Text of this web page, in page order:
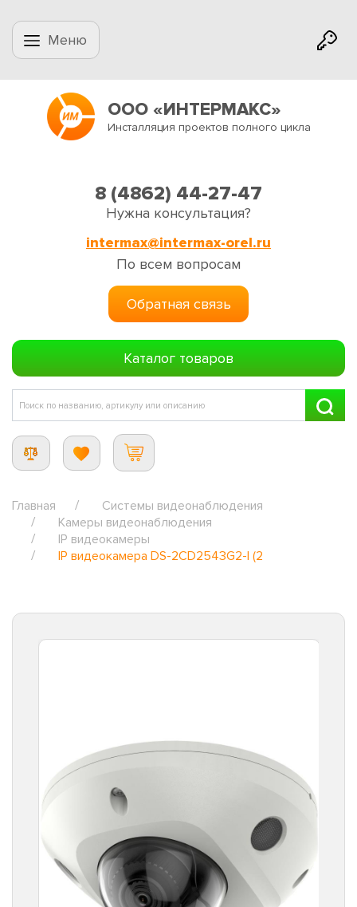
Меню
ООО «ИНТЕРМАКС»
Инсталляция проектов полного цикла
8 (4862) 44-27-47
Нужна консультация?
intermax@intermax-orel.ru
По всем вопросам
Обратная связь
Каталог товаров
Главная
Системы видеонаблюдения
Камеры видеонаблюдения
IP видеокамеры
IP видеокамера DS-2CD2543G2-I (2